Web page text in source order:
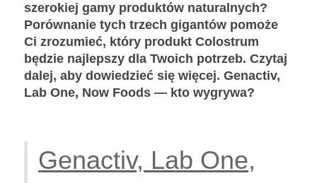
szerokiej gamy produktów naturalnych?
Porównanie tych trzech gigantów pomoże
Ci zrozumieć, który produkt Colostrum
będzie najlepszy dla Twoich potrzeb. Czytaj
dalej, aby dowiedzieć się więcej. Genactiv,
Lab One, Now Foods — kto wygrywa?
Genactiv, Lab One,